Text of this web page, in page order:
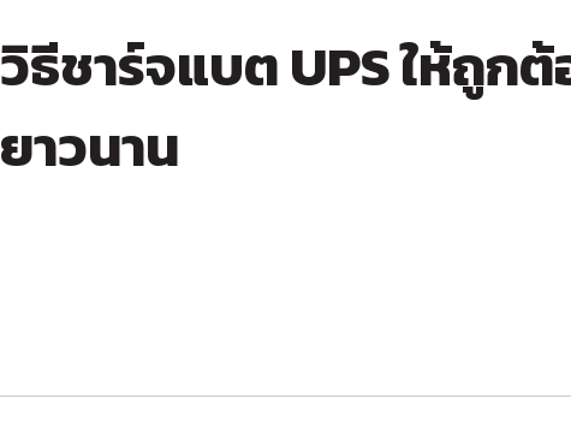
วิธีชาร์จแบต UPS ให้ถูกต้
ยาวนาน